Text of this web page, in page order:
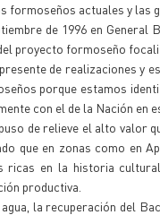
formoseños actuales y las
de 1996 en
proyecto formoseño
de realizaciones y
porque estamos
con el de la Nación en
de relieve el alto valor
que en zonas como en
ricas en la historia
productiva.
la recuperación del